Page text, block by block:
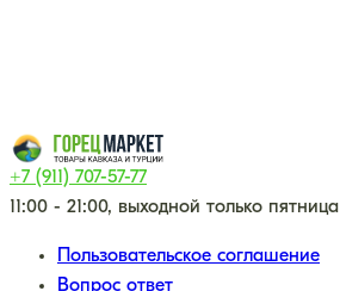
+7 (911) 707-57-77
11:00 - 21:00, выходной только пятница
Пользовательское соглашение
Вопрос ответ